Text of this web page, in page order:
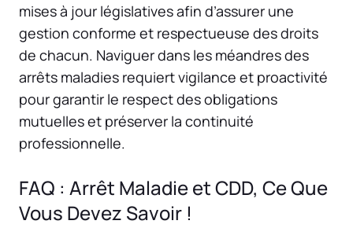
mises à jour législatives afin d’assurer une
gestion conforme et respectueuse des droits
de chacun. Naviguer dans les méandres des
arrêts maladies requiert vigilance et proactivité
pour garantir le respect des obligations
mutuelles et préserver la continuité
professionnelle.
FAQ : Arrêt Maladie et CDD, Ce Que
Vous Devez Savoir !